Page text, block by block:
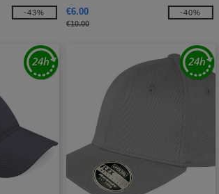
-43%
€6.00
€10.00
-40%